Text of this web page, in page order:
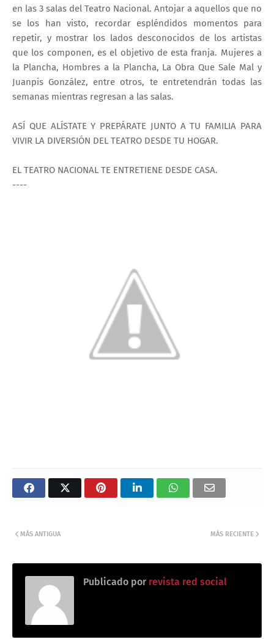
en las 3 salas del Teatro Nacional. Antojar a aquellos que no
se los han visto, recordar espléndidos momentos para
repetir, y mostrar los lados desconocidos de los artistas
que los componen, es el objetivo de esta franja. Mujeres a
la Plancha, Hombres a la Plancha, La Obra Que Sale Mal y
Juanpis González, entre otros, te entretendrán todas las
semanas mientras regresan a las salas.
ASÍ QUE ALÍSTATE Y PREPÁRATE JUNTO A TU FAMILIA PARA
VIVIR LA DIVERSIÓN DEL TEATRO DESDE TU HOGAR.
EL TEATRO NACIONAL TE ENTRETIENE DESDE CASA.
----
MÁS RECIENTE
MÁS ANTIGUA
Publicado por revista red social